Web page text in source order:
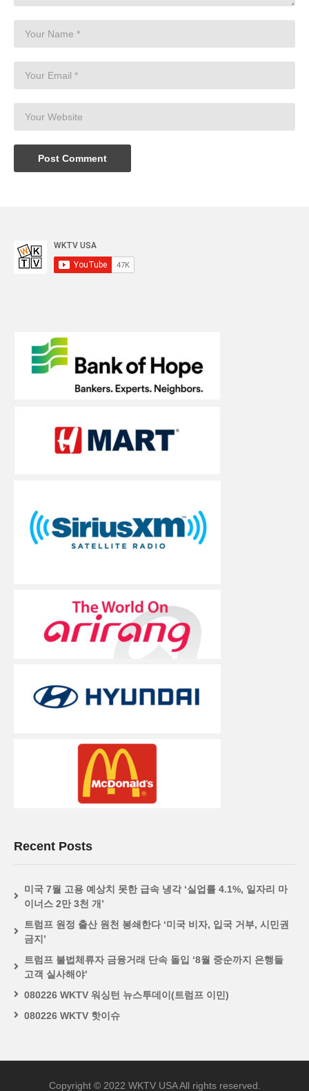
Recent Posts
미국 7월 고용 예상치 못한 급속 냉각 ‘실업률 4.1%, 일자리 마
이너스 2만 3천 개’
트럼프 원정 출산 원천 봉쇄한다 ‘미국 비자, 입국 거부, 시민권
금지’
트럼프 불법체류자 금융거래 단속 돌입 ‘8월 중순까지 은행들
고객 실사해야’
080226 WKTV 워싱턴 뉴스투데이(트럼프 이민)
080226 WKTV 핫이슈
Copyright © 2022 WKTV USA All rights reserved.